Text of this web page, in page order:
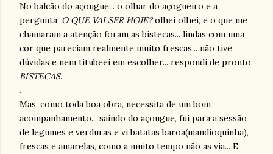
No balcão do açougue... o olhar do açogueiro e a
pergunta: O QUE VAI SER HOJE?olhei olhei, e o que me
chamaram a atenção foram as bistecas... lindas com uma
cor que pareciam realmente muito frescas... não tive
dúvidas e nem titubeei em escolher... respondi de pronto:
BISTECAS.
.
Mas, como toda boa obra, necessita de um bom
acompanhamento... saindo do açougue, fui para a sessão
de legumes e verduras e vi batatas baroa(mandioquinha),
frescas e amarelas, como a muito tempo não as via... E